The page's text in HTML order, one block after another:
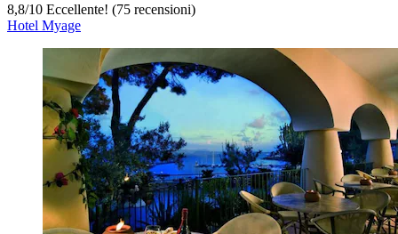
8,8/10 Eccellente! (75 recensioni)
Hotel Myage